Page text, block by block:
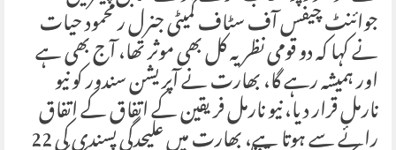
جوائنٹ چیفس آف سٹاف کمیٹی جنرل ر محمود حیات
نے کہا کہ دو قومی نظریہ کل بھی موثر تھا، آج بھی ہے
اور ہمیشہ رہے گا، بھارت نے آپریشن سندور کو نیو
نارمل قرار دیا، نیو نارمل فریقین کے اتفاق کے اتفاق